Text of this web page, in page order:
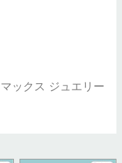
ックス ジュエリー